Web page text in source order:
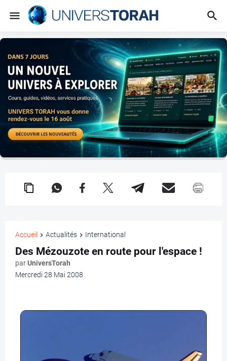
Accueil Actualités International
Des Mézouzote en route pour l'espace !
parUniversTorah
Mercredi 28 Mai 2008